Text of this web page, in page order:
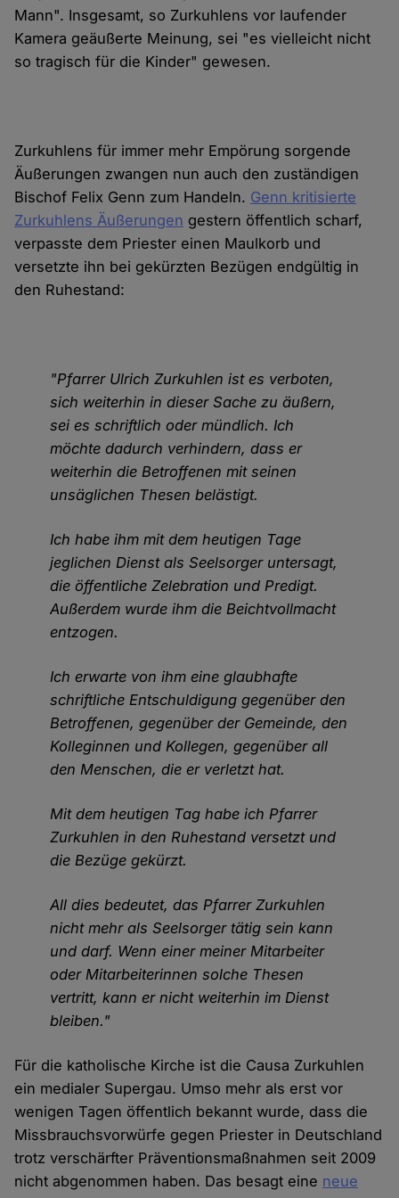
Mann". Insgesamt, so Zurkuhlens vor laufender
Kamera geäußerte Meinung, sei "es vielleicht nicht
so tragisch für die Kinder" gewesen.
Zurkuhlens für immer mehr Empörung sorgende
Äußerungen zwangen nun auch den zuständigen
Bischof Felix Genn zum Handeln. Genn kritisierte
Zurkuhlens Äußerungen gestern öffentlich scharf,
verpasste dem Priester einen Maulkorb und
versetzte ihn bei gekürzten Bezügen endgültig in
den Ruhestand:
"Pfarrer Ulrich Zurkuhlen ist es verboten,
sich weiterhin in dieser Sache zu äußern,
sei es schriftlich oder mündlich. Ich
möchte dadurch verhindern, dass er
weiterhin die Betroffenen mit seinen
unsäglichen Thesen belästigt.
Ich habe ihm mit dem heutigen Tage
jeglichen Dienst als Seelsorger untersagt,
die öffentliche Zelebration und Predigt.
Außerdem wurde ihm die Beichtvollmacht
entzogen.
Ich erwarte von ihm eine glaubhafte
schriftliche Entschuldigung gegenüber den
Betroffenen, gegenüber der Gemeinde, den
Kolleginnen und Kollegen, gegenüber all
den Menschen, die er verletzt hat.
Mit dem heutigen Tag habe ich Pfarrer
Zurkuhlen in den Ruhestand versetzt und
die Bezüge gekürzt.
All dies bedeutet, das Pfarrer Zurkuhlen
nicht mehr als Seelsorger tätig sein kann
und darf. Wenn einer meiner Mitarbeiter
oder Mitarbeiterinnen solche Thesen
vertritt, kann er nicht weiterhin im Dienst
bleiben."
Für die katholische Kirche ist die Causa Zurkuhlen
ein medialer Supergau. Umso mehr als erst vor
wenigen Tagen öffentlich bekannt wurde, dass die
Missbrauchsvorwürfe gegen Priester in Deutschland
trotz verschärfter Präventionsmaßnahmen seit 2009
nicht abgenommen haben. Das besagt eine neue